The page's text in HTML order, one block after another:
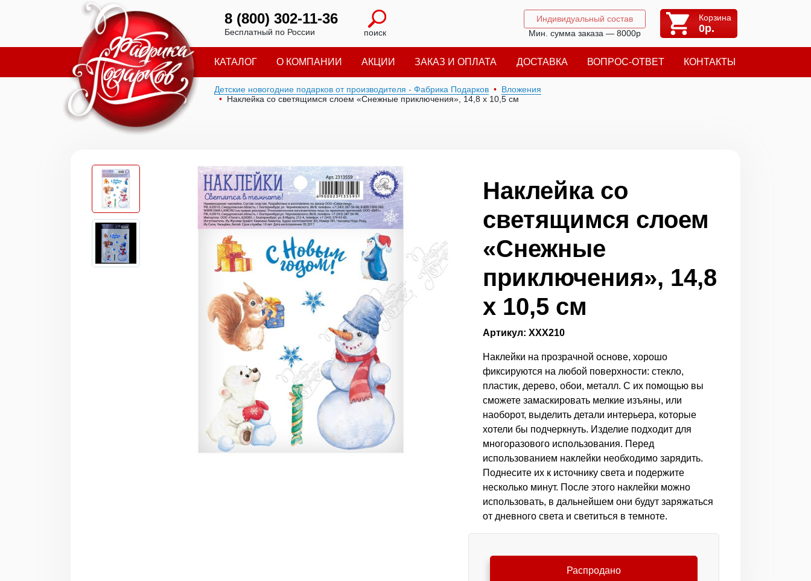
8 (800) 302-11-36
Бесплатный по России поиск
Индивидуальный состав
Мин. сумма заказа — 8000р
Корзина
0р.
КАТАЛОГ О КОМПАНИИ АКЦИИ ЗАКАЗ И ОПЛАТА ДОСТАВКА ВОПРОС-ОТВЕТ КОНТАКТЫ
Детские новогодние подарков от производителя - Фабрика Подарков
Вложения
Наклейка со светящимся слоем «Снежные приключения», 14,8 х 10,5 см
Наклейка со
светящимся слоем
«Снежные
приключения», 14,8
х 10,5 см
Артикул: ХХХ210
Наклейки на прозрачной основе, хорошо
фиксируются на любой поверхности: стекло,
пластик, дерево, обои, металл. С их помощью вы
сможете замаскировать мелкие изъяны, или
наоборот, выделить детали интерьера, которые
хотели бы подчеркнуть. Изделие подходит для
многоразового использования. Перед
использованием наклейки необходимо зарядить.
Поднесите их к источнику света и подержите
несколько минут. После этого наклейки можно
использовать, в дальнейшем они будут заряжаться
от дневного света и светиться в темноте.
Распродано